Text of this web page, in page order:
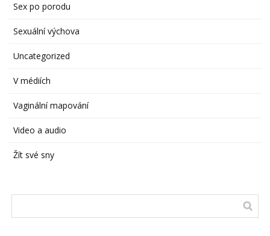
Sex po porodu
Sexuální výchova
Uncategorized
V médiích
Vaginální mapování
Video a audio
Žít své sny